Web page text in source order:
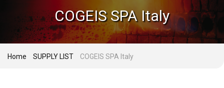
COGEIS SPA Italy
Home SUPPLY LIST COGEIS SPA Italy